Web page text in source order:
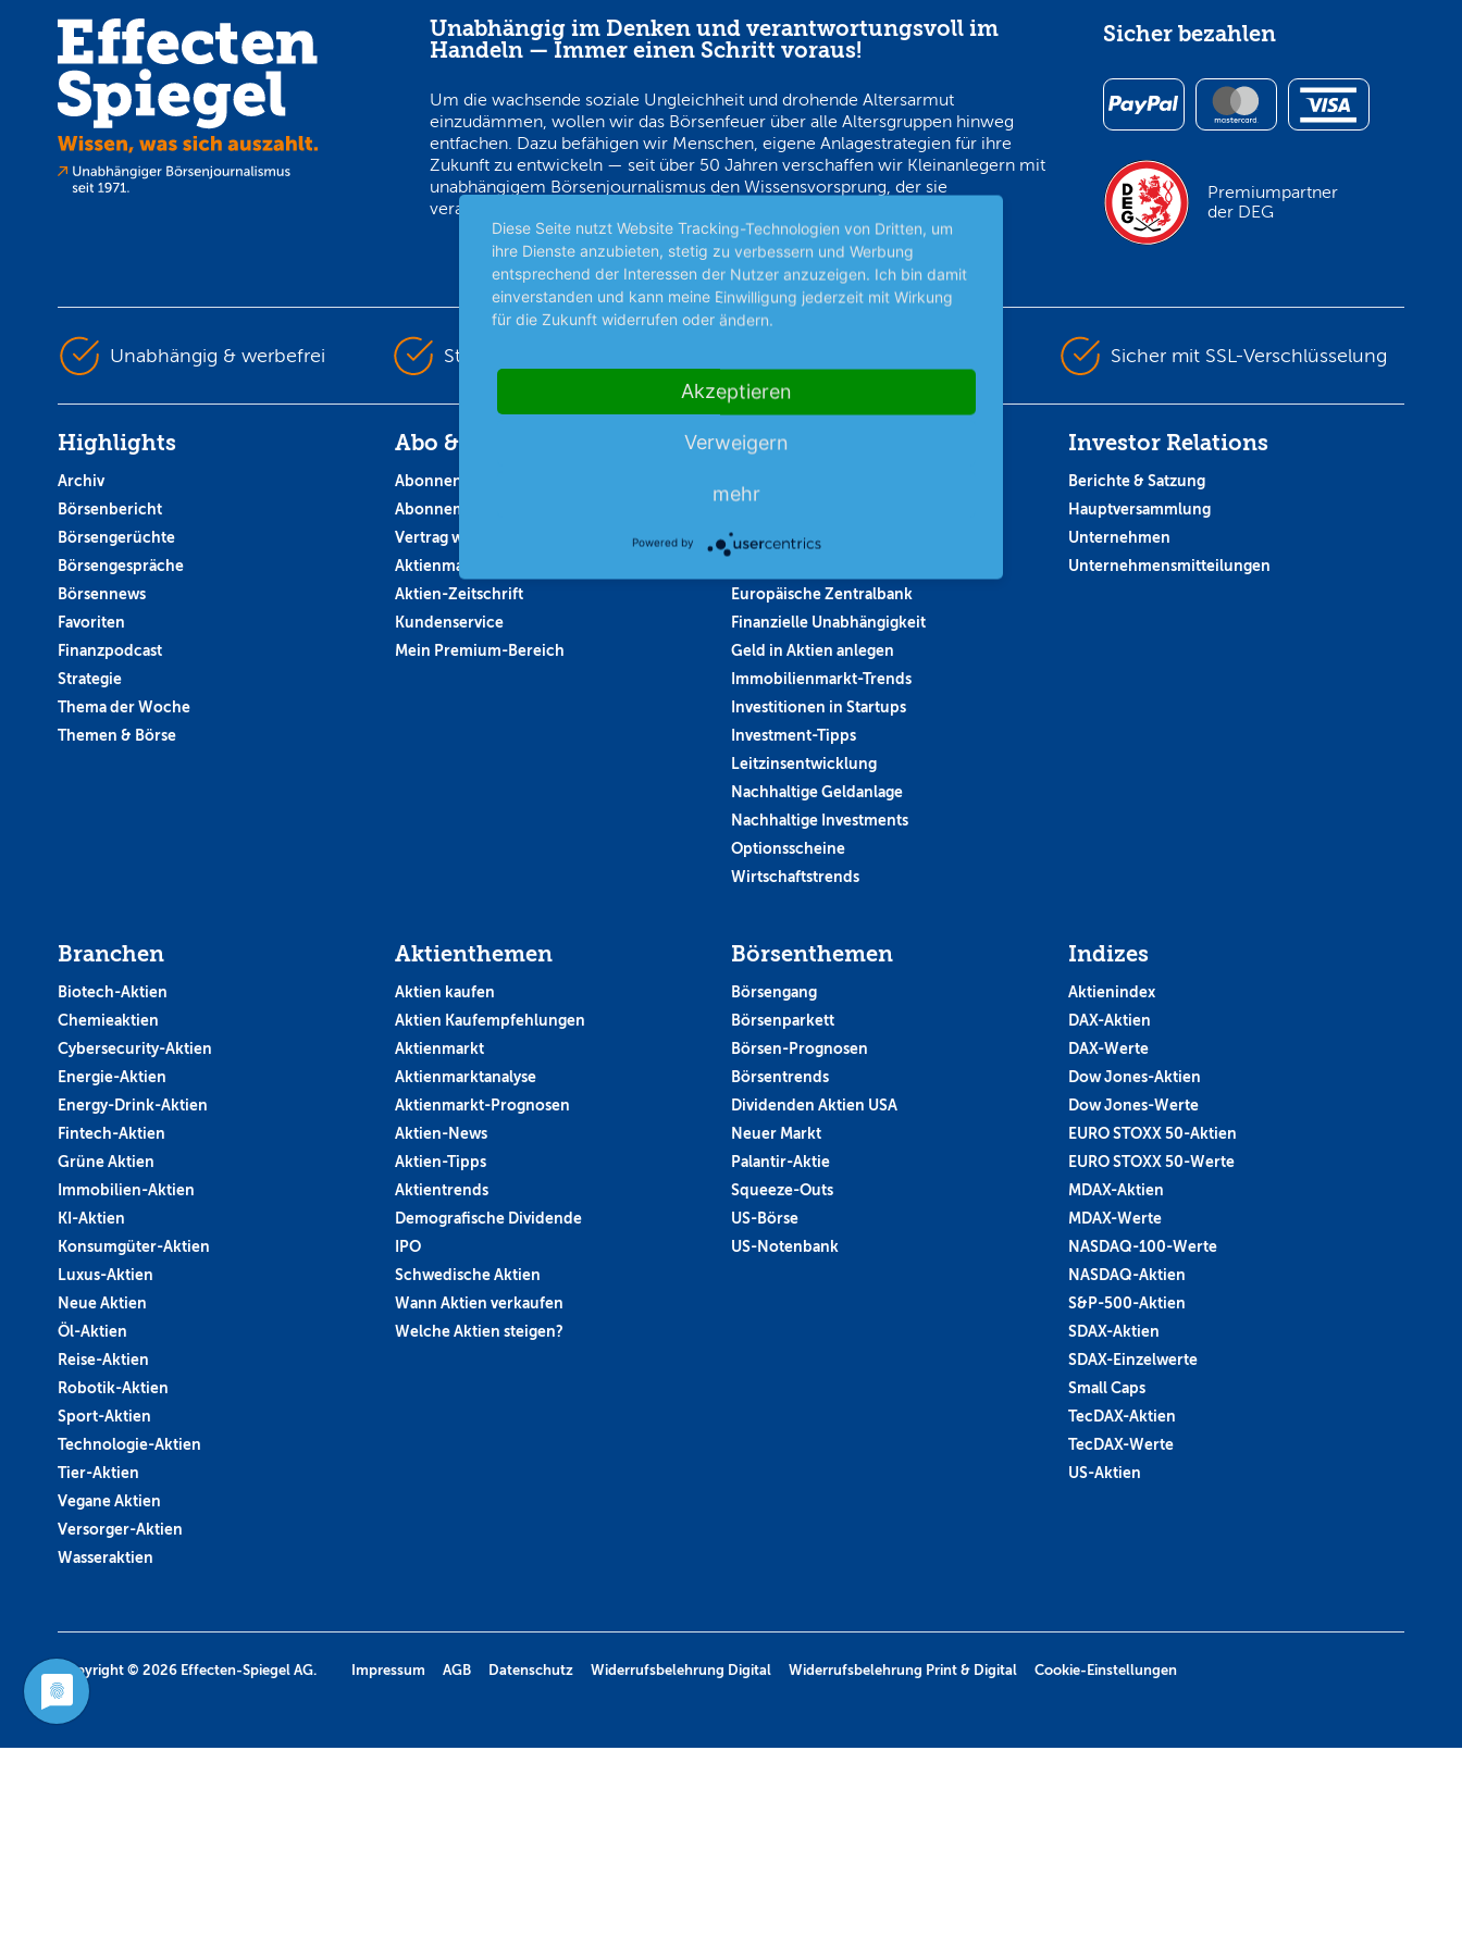
Unabhängig im Denken und verantwortungsvoll im
Handeln — Immer einen Schritt voraus!
Um die wachsende soziale Ungleichheit und drohende Altersarmut
einzudämmen, wollen wir das Börsenfeuer über alle Altersgruppen hinweg
entfachen. Dazu befähigen wir Menschen, eigene Anlagestrategien für ihre
Zukunft zu entwickeln — seit über 50 Jahren verschaffen wir Kleinanlegern mit
unabhängigem Börsenjournalismus den Wissensvorsprung, der sie
verantwortungsvoll auf Erfolgskurs bringt.
Sicher bezahlen
Premiumpartner
der DEG
Unabhängig & werbefrei Stets am Puls der Zeit Sicher mit SSL-Verschlüsselung
Highlights
Archiv
Börsenbericht
Börsengerüchte
Börsengespräche
Börsennews
Favoriten
Finanzpodcast
Strategie
Thema der Woche
Themen & Börse
Abo & Shop
Abonnent werden
Abonnement kündigen
Vertrag widerrufen
Aktienmagazin
Aktien-Zeitschrift
Kundenservice
Mein Premium-Bereich
Anlage & Finanzen
Bestes Investment
Europäische Zentralbank
Finanzielle Unabhängigkeit
Geld in Aktien anlegen
Immobilienmarkt-Trends
Investitionen in Startups
Investment-Tipps
Leitzinsentwicklung
Nachhaltige Geldanlage
Nachhaltige Investments
Optionsscheine
Wirtschaftstrends
Investor Relations
Berichte & Satzung
Hauptversammlung
Unternehmen
Unternehmensmitteilungen
Branchen
Biotech-Aktien
Chemieaktien
Cybersecurity-Aktien
Energie-Aktien
Energy-Drink-Aktien
Fintech-Aktien
Grüne Aktien
Immobilien-Aktien
KI-Aktien
Konsumgüter-Aktien
Luxus-Aktien
Neue Aktien
Öl-Aktien
Reise-Aktien
Robotik-Aktien
Sport-Aktien
Technologie-Aktien
Tier-Aktien
Vegane Aktien
Versorger-Aktien
Wasseraktien
Aktienthemen
Aktien kaufen
Aktien Kaufempfehlungen
Aktienmarkt
Aktienmarktanalyse
Aktienmarkt-Prognosen
Aktien-News
Aktien-Tipps
Aktientrends
Demografische Dividende
IPO
Schwedische Aktien
Wann Aktien verkaufen
Welche Aktien steigen?
Börsenthemen
Börsengang
Börsenparkett
Börsen-Prognosen
Börsentrends
Dividenden Aktien USA
Neuer Markt
Palantir-Aktie
Squeeze-Outs
US-Börse
US-Notenbank
Indizes
Aktienindex
DAX-Aktien
DAX-Werte
Dow Jones-Aktien
Dow Jones-Werte
EURO STOXX 50-Aktien
EURO STOXX 50-Werte
MDAX-Aktien
MDAX-Werte
NASDAQ-100-Werte
NASDAQ-Aktien
S&P-500-Aktien
SDAX-Aktien
SDAX-Einzelwerte
Small Caps
TecDAX-Aktien
TecDAX-Werte
US-Aktien
Copyright © 2026 Effecten-Spiegel AG. Impressum AGB Datenschutz Widerrufsbelehrung Digital Widerrufsbelehrung Print & Digital Cookie-Einstellungen
Diese Seite nutzt Website Tracking-Technologien von Dritten, um
ihre Dienste anzubieten, stetig zu verbessern und Werbung
entsprechend der Interessen der Nutzer anzuzeigen. Ich bin damit
einverstanden und kann meine Einwilligung jederzeit mit Wirkung
für die Zukunft widerrufen oder ändern.
Akzeptieren
Verweigern
mehr
Powered by